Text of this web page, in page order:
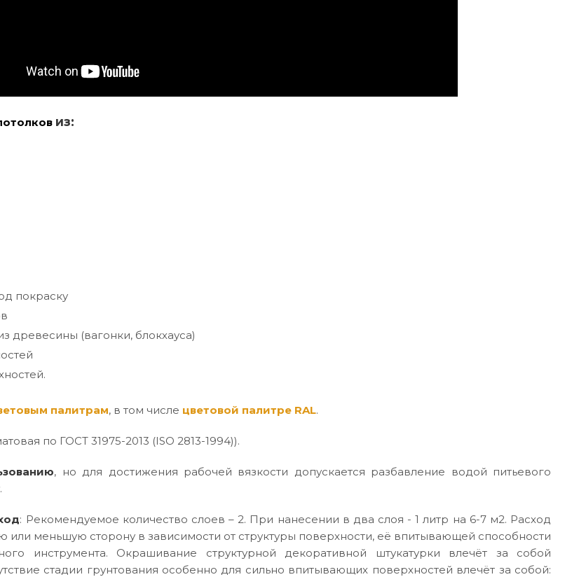
из:
покраску
древесины (вагонки, блокхауса)
палитрам, в том числе цветовой палитре RAL.
по ГОСТ 31975-2013 (ISO 2813-1994)).
, но для достижения рабочей вязкости допускается разбавление водой питьевого
: Рекомендуемое количество слоев – 2. При нанесении в два слоя - 1 литр на 6-7 м2. Расход
или меньшую сторону в зависимости от структуры поверхности, её впитывающей способности
инструмента. Окрашивание структурной декоративной штукатурки влечёт за собой
стадии грунтования особенно для сильно впитывающих поверхностей влечёт за собой: